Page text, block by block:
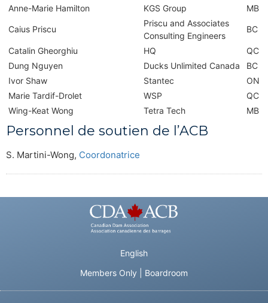
Anne-Marie Hamilton
KGS Group MB
Caius Priscu
Priscu and Associates
Consulting Engineers
BC
Catalin Gheorghiu HQ
QC
Dung Nguyen
Ducks Unlimited Canada
BC
Ivor Shaw
Stantec
ON
Marie Tardif-Drolet
WSP
QC
Wing-Keat Wong
Tetra Tech MB
Personnel de soutien de l’ACB
S. Martini-Wong, Coordonatrice
English
Members Only
Boardroom